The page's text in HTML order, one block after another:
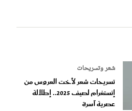
شعر وتسريحات
تسريحات شعر لأخت العروس من
إنستغرام لصيف 2025.. إطلالة
عصرية آسرة